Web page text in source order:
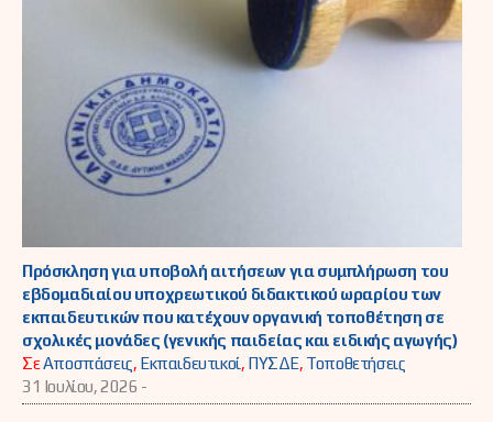
Πρόσκληση για υποβολή αιτήσεων για συμπλήρωση του
εβδομαδιαίου υποχρεωτικού διδακτικού ωραρίου των
εκπαιδευτικών που κατέχουν οργανική τοποθέτηση σε
σχολικές μονάδες (γενικής παιδείας και ειδικής αγωγής)
ΣεΑποσπάσεις, Εκπαιδευτικοί, ΠΥΣΔΕ, Τοποθετήσεις
31 Ιουλίου, 2026 -